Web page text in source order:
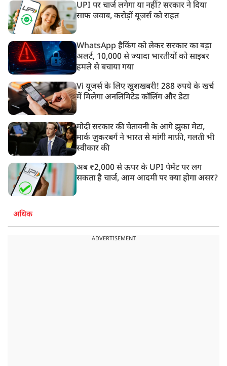
UPI पर चार्ज लगेगा या नहीं? सरकार ने दिया
साफ जवाब, करोड़ों यूजर्स को राहत
WhatsApp हैकिंग को लेकर सरकार का बड़ा
अलर्ट, 10,000 से ज्यादा भारतीयों को साइबर
हमले से बचाया गया
Vi यूजर्स के लिए खुशखबरी! 288 रुपये के खर्च
में मिलेगा अनलिमिटेड कॉलिंग और डेटा
मोदी सरकार की चेतावनी के आगे झुका मेटा,
मार्क ज़ुकरबर्ग ने भारत से मांगी माफ़ी, गलती भी
स्वीकार की
अब ₹2,000 से ऊपर के UPI पेमेंट पर लग
सकता है चार्ज, आम आदमी पर क्या होगा असर?
अधिक
ADVERTISEMENT